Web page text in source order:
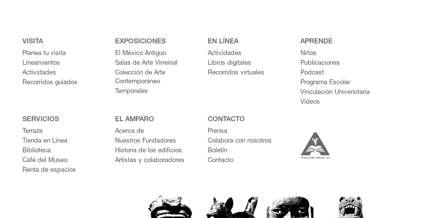
VISITA
Planea tu visita
Lineamientos
Actividades
Recorridos guiados
EXPOSICIONES
El México Antiguo
Salas de Arte Virreinal
Colección de Arte
Contemporáneo
Temporales
EN LÍNEA
Actividades
Libros digitales
Recorridos virtuales
APRENDE
Niños
Publicaciones
Podcast
Programa Escolar
Vinculación Universitaria
Videos
SERVICIOS
Terraza
Tienda en Línea
Biblioteca
Café del Museo
Renta de espacios
EL AMPARO
Acerca de
Nuestros Fundadores
Historia de los edificios
Artistas y colaboradores
CONTACTO
Prensa
Colabora con nosotros
Boletín
Contacto